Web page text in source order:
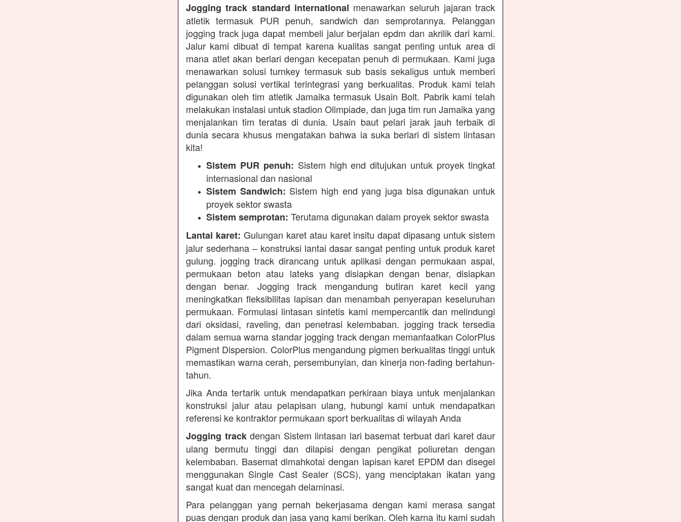
Jogging track standard international menawarkan seluruh jajaran track
atletik termasuk PUR penuh, sandwich dan semprotannya. Pelanggan
jogging track juga dapat membeli jalur berjalan epdm dan akrilik dari kami.
Jalur kami dibuat di tempat karena kualitas sangat penting untuk area di
mana atlet akan berlari dengan kecepatan penuh di permukaan. Kami juga
menawarkan solusi turnkey termasuk sub basis sekaligus untuk memberi
pelanggan solusi vertikal terintegrasi yang berkualitas. Produk kami telah
digunakan oleh tim atletik Jamaika termasuk Usain Bolt. Pabrik kami telah
melakukan instalasi untuk stadion Olimpiade, dan juga tim run Jamaika yang
menjalankan tim teratas di dunia. Usain baut pelari jarak jauh terbaik di
dunia secara khusus mengatakan bahwa ia suka berlari di sistem lintasan
kita!
Sistem PUR penuh: Sistem high end ditujukan untuk proyek tingkat
internasional dan nasional
Sistem Sandwich: Sistem high end yang juga bisa digunakan untuk
proyek sektor swasta
Sistem semprotan: Terutama digunakan dalam proyek sektor swasta
Lantai karet: Gulungan karet atau karet insitu dapat dipasang untuk sistem
jalur sederhana – konstruksi lantai dasar sangat penting untuk produk karet
gulung. jogging track dirancang untuk aplikasi dengan permukaan aspal,
permukaan beton atau lateks yang disiapkan dengan benar, disiapkan
dengan benar. Jogging track mengandung butiran karet kecil yang
meningkatkan fleksibilitas lapisan dan menambah penyerapan keseluruhan
permukaan. Formulasi lintasan sintetis kami mempercantik dan melindungi
dari oksidasi, raveling, dan penetrasi kelembaban. jogging track tersedia
dalam semua warna standar jogging track dengan memanfaatkan ColorPlus
Pigment Dispersion. ColorPlus mengandung pigmen berkualitas tinggi untuk
memastikan warna cerah, persembunyian, dan kinerja non-fading bertahun-
tahun.
Jika Anda tertarik untuk mendapatkan perkiraan biaya untuk menjalankan
konstruksi jalur atau pelapisan ulang, hubungi kami untuk mendapatkan
referensi ke kontraktor permukaan sport berkualitas di wilayah Anda
Jogging trackdengan Sistem lintasan lari basemat terbuat dari karet daur
ulang bermutu tinggi dan dilapisi dengan pengikat poliuretan dengan
kelembaban. Basemat dimahkotai dengan lapisan karet EPDM dan disegel
menggunakan Single Cast Sealer (SCS), yang menciptakan ikatan yang
sangat kuat dan mencegah delaminasi.
Para pelanggan yang pernah bekerjasama dengan kami merasa sangat
puas dengan produk dan jasa yang kami berikan. Oleh karna itu kami sudah